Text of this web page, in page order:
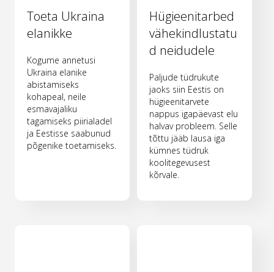
Toeta Ukraina
elanikke
Kogume annetusi
Ukraina elanike
abistamiseks
kohapeal, neile
esmavajaliku
tagamiseks piirialadel
ja Eestisse saabunud
põgenike toetamiseks.
Hügieenitarbed
vähekindlustatu
d neidudele
Paljude tüdrukute
jaoks siin Eestis on
hügieenitarvete
nappus igapäevast elu
halvav probleem. Selle
tõttu jääb lausa iga
kümnes tüdruk
koolitegevusest
kõrvale.